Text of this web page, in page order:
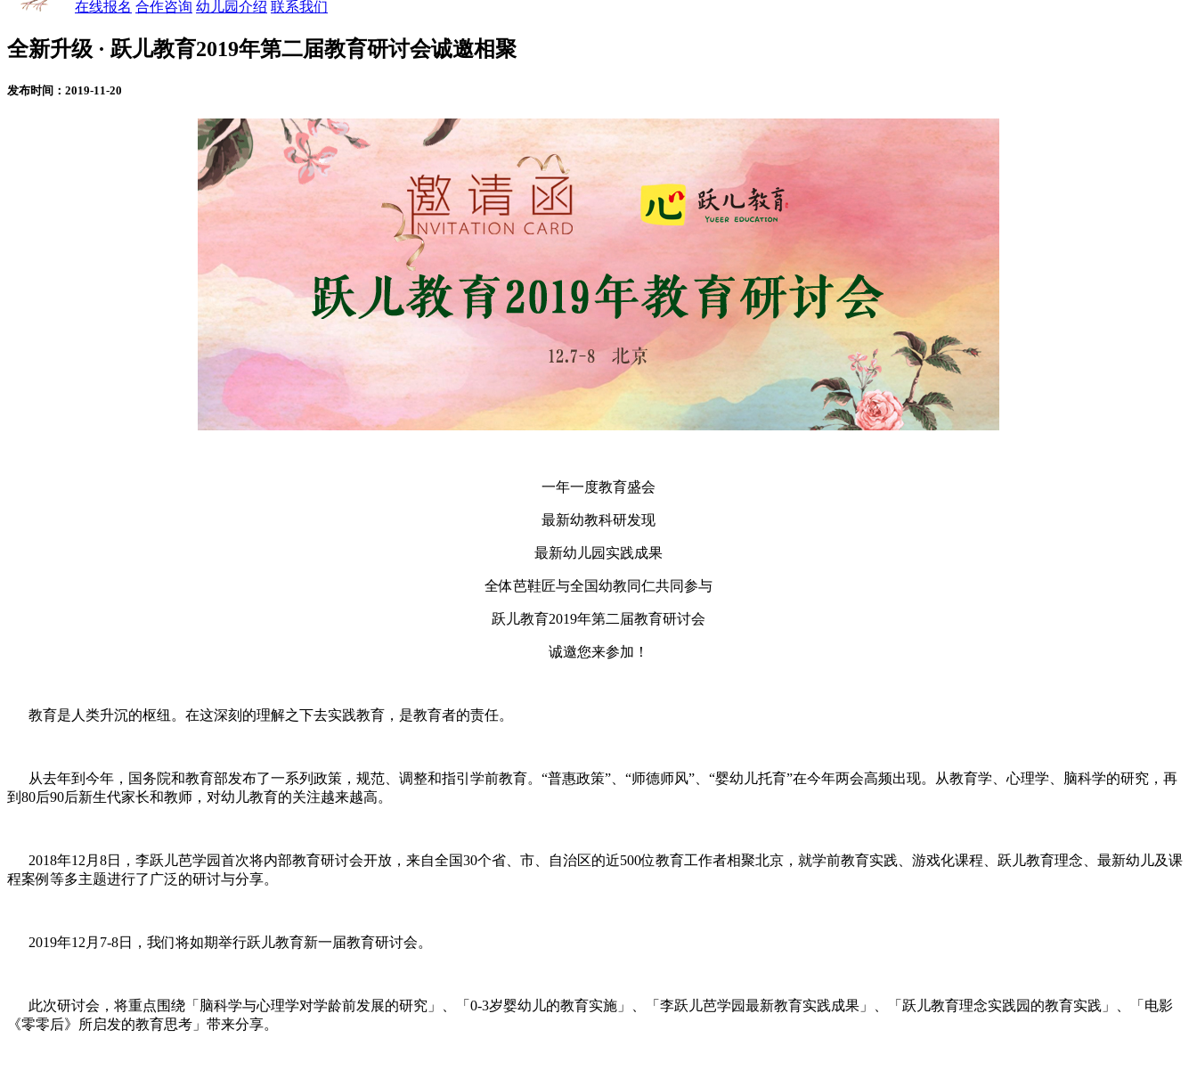
在线报名 合作咨询 幼儿园介绍 联系我们
全新升级 · 跃儿教育2019年第二届教育研讨会诚邀相聚
发布时间：2019-11-20
一年一度教育盛会
最新幼教科研发现
最新幼儿园实践成果
全体芭鞋匠与全国幼教同仁共同参与
跃儿教育2019年第二届教育研讨会
诚邀您来参加！
教育是人类升沉的枢纽。在这深刻的理解之下去实践教育，是教育者的责任。
从去年到今年，国务院和教育部发布了一系列政策，规范、调整和指引学前教育。“普惠政策”、“师德师风”、“婴幼儿托育”在今年两会高频出现。从教育学、心理学、脑科学的研究，再
到80后90后新生代家长和教师，对幼儿教育的关注越来越高。
2018年12月8日，李跃儿芭学园首次将内部教育研讨会开放，来自全国30个省、市、自治区的近500位教育工作者相聚北京，就学前教育实践、游戏化课程、跃儿教育理念、最新幼儿及课
程案例等多主题进行了广泛的研讨与分享。
2019年12月7-8日，我们将如期举行跃儿教育新一届教育研讨会。
此次研讨会，将重点围绕「脑科学与心理学对学龄前发展的研究」、「0-3岁婴幼儿的教育实施」、「李跃儿芭学园最新教育实践成果」、「跃儿教育理念实践园的教育实践」、「电影
《零零后》所启发的教育思考」带来分享。